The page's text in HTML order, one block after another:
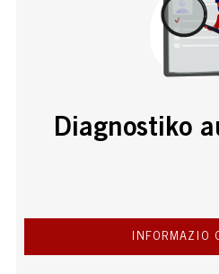
Diagnostiko
INFORMAZIO